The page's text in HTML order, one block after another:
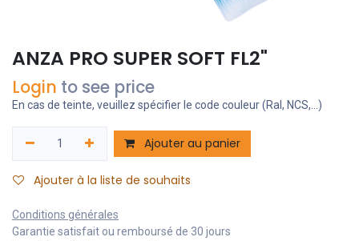
ANZA PRO SUPER SOFT FL2"
Login to see price
En cas de teinte, veuillez spécifier le code couleur (Ral, NCS,...)
Ajouter au panier
Ajouter à la liste de souhaits
Conditions générales
Garantie satisfait ou remboursé de 30 jours